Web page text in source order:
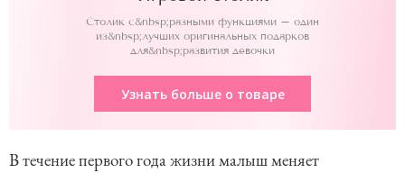
Столик с&nbsp;разными функциями – один
из&nbsp;лучших оригинальных подарков
для&nbsp;развития девочки
Узнать больше о товаре
В течение первого года жизни малыш меняет